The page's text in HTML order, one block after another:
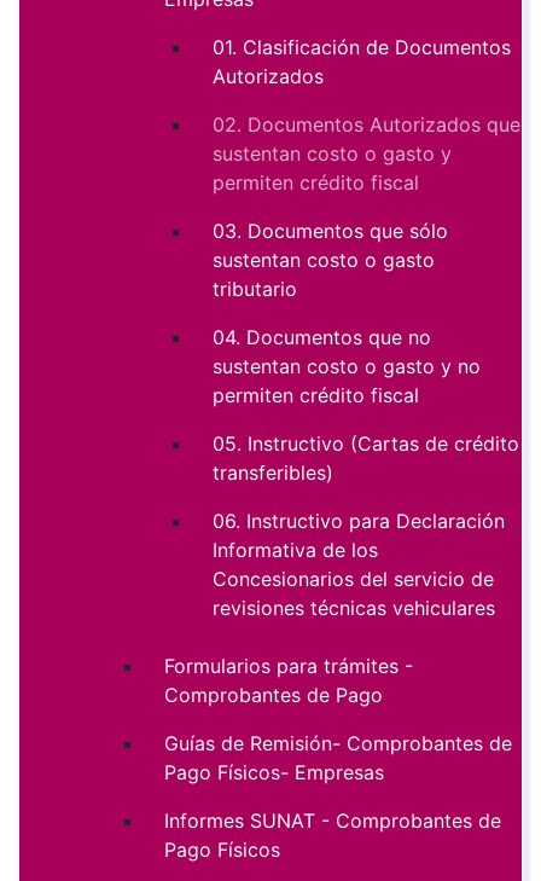
01. Clasificación de Documentos
Autorizados
02. Documentos Autorizados que
sustentan costo o gasto y
permiten crédito fiscal
03. Documentos que sólo
sustentan costo o gasto
tributario
04. Documentos que no
sustentan costo o gasto y no
permiten crédito fiscal
05. Instructivo (Cartas de crédito
transferibles)
06. Instructivo para Declaración
Informativa de los
Concesionarios del servicio de
revisiones técnicas vehiculares
Formularios para trámites -
Comprobantes de Pago
Guías de Remisión- Comprobantes de
Pago Físicos- Empresas
Informes SUNAT - Comprobantes de
Pago Físicos